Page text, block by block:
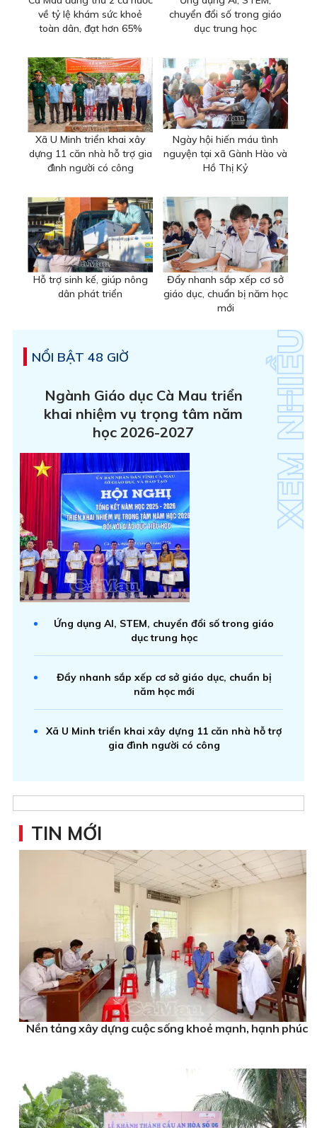
về tỷ lệ khám sức khoẻ
toàn dân, đạt hơn 65%
chuyển đổi số trong giáo
dục trung học
Xã U Minh triển khai xây
dựng 11 căn nhà hỗ trợ gia
đình người có công
Ngày hội hiến máu tình
nguyện tại xã Gành Hào và
Hồ Thị Kỷ
Hỗ trợ sinh kế, giúp nông
dân phát triển
Đẩy nhanh sắp xếp cơ sở
giáo dục, chuẩn bị năm học
mới
NỔI BẬT 48 GIỜ
Ngành Giáo dục Cà Mau triển
khai nhiệm vụ trọng tâm năm
học 2026-2027
Ứng dụng AI, STEM, chuyển đổi số trong giáo
dục trung học
Đẩy nhanh sắp xếp cơ sở giáo dục, chuẩn bị
năm học mới
Xã U Minh triển khai xây dựng 11 căn nhà hỗ trợ
gia đình người có công
TIN MỚI
Nền tảng xây dựng cuộc sống khoẻ mạnh, hạnh phúc